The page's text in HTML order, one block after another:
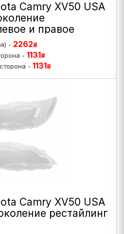
Camry XV50 USA
и правое
- 2262₴
- 1131₴
- 1131₴
Camry XV50 USA
рестайлинг